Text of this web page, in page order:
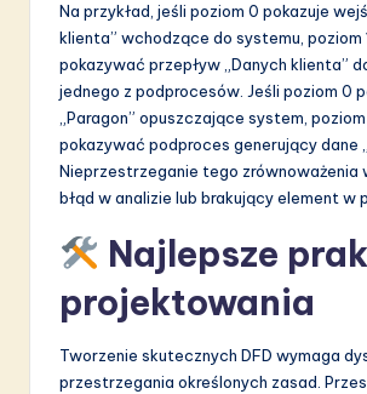
Na przykład, jeśli poziom 0 pokazuje
klienta” wchodzące do systemu, poziom
pokazywać przepływ „Danych klienta”
jednego z podprocesów. Jeśli poziom 0
„Paragon” opuszczające system, poziom
pokazywać podproces generujący dane
Nieprzestrzeganie tego zrównoważenia
błąd w analizie lub brakujący element w
Najlepsze
projektowania
Tworzenie skutecznych DFD wymaga
przestrzegania określonych zasad.